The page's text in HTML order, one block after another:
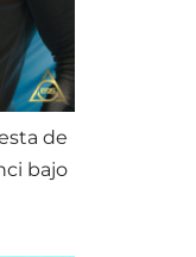
de
bajo